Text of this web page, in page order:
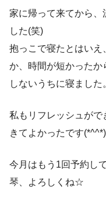
家に帰って来てから、
した(笑)
抱っこで寝たとはいえ
か、時間が短かったか
しないうちに寝ました
私もリフレッシュが
きてよかったです(*^^*)
今月はもう1回予約し
琴、よろしくね☆